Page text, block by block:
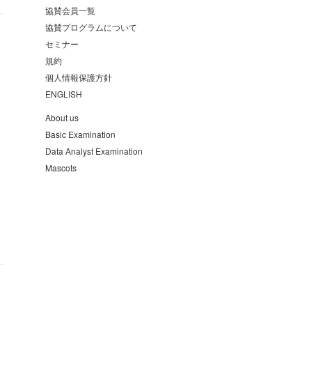
協賛会員一覧
協賛プログラムについて
セミナー
規約
個人情報保護方針
ENGLISH
About us
Basic Examination
Data Analyst Examination
Mascots